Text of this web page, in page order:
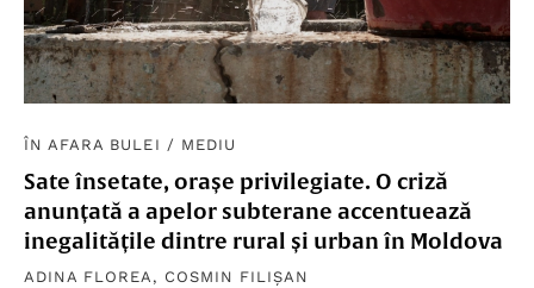
ÎN AFARA BULEI / MEDIU
Sate însetate, orașe privilegiate. O criză
anunțată a apelor subterane accentuează
inegalitățile dintre rural și urban în Moldova
ADINA FLOREA , COSMIN FILIȘAN